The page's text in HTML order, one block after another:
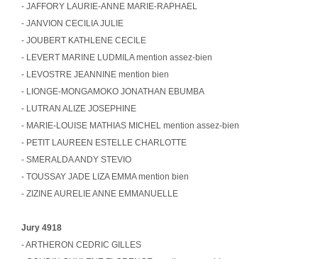
- JAFFORY LAURIE-ANNE MARIE-RAPHAEL
- JANVION CECILIA JULIE
- JOUBERT KATHLENE CECILE
- LEVERT MARINE LUDMILA mention assez-bien
- LEVOSTRE JEANNINE mention bien
- LIONGE-MONGAMOKO JONATHAN EBUMBA
- LUTRAN ALIZE JOSEPHINE
- MARIE-LOUISE MATHIAS MICHEL mention assez-bien
- PETIT LAUREEN ESTELLE CHARLOTTE
- SMERALDA ANDY STEVIO
- TOUSSAY JADE LIZA EMMA mention bien
- ZIZINE AURELIE ANNE EMMANUELLE
Jury 4918
- ARTHERON CEDRIC GILLES